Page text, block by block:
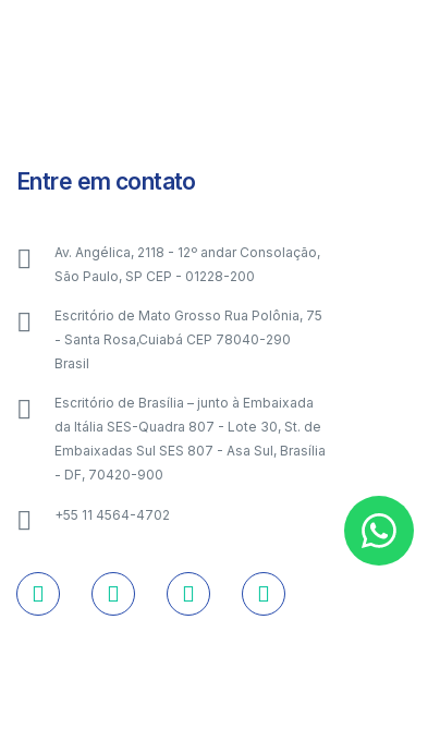
Entre em contato
Av. Angélica, 2118 - 12º andar Consolação,
São Paulo, SP CEP - 01228-200
Escritório de Mato Grosso Rua Polônia, 75
- Santa Rosa,Cuiabá CEP 78040-290
Brasil
Escritório de Brasília – junto à Embaixada
da Itália SES-Quadra 807 - Lote 30, St. de
Embaixadas Sul SES 807 - Asa Sul, Brasília
- DF, 70420-900
+55 11 4564-4702